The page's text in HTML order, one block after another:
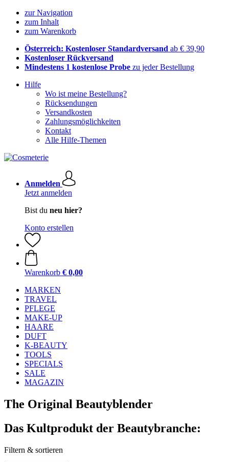
zur Navigation
zum Inhalt
zum Warenkorb
Österreich: Kostenloser Standardversand ab € 39,90
Kostenloser Rückversand
Mindestens 1 kostenlose Probe zu jeder Bestellung
Hilfe
Wo ist meine Bestellung?
Rücksendungen
Versandkosten
Zahlungsmöglichkeiten
Kontakt
Alle Hilfe-Themen
Anmelden
Jetzt anmelden
Bist du neu hier?
Konto erstellen
Warenkorb € 0,00
MARKEN
TRAVEL
PFLEGE
MAKE-UP
HAARE
DUFT
K-BEAUTY
TOOLS
SPECIALS
SALE
MAGAZIN
The Original Beautyblender
Das Kultprodukt der Beautybranche:
Filtern & sortieren